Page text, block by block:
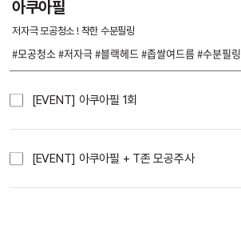
아쿠아필
저자극 모공청소 ! 착한 수분필링
#모공청소 #저자극 #블랙헤드 #좁쌀여드름 #수분필링
[EVENT] 아쿠아필 1회
[EVENT] 아쿠아필 + T존 모공주사